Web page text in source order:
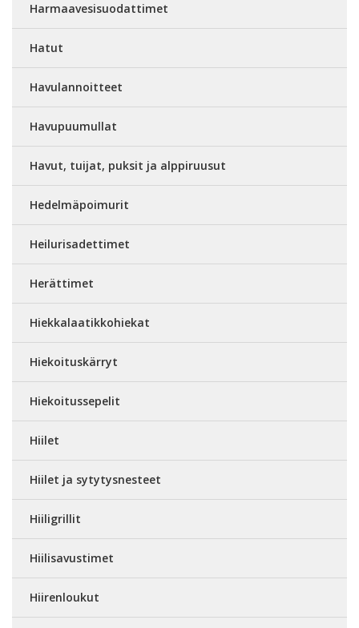
Harmaavesisuodattimet
Hatut
Havulannoitteet
Havupuumullat
Havut, tuijat, puksit ja alppiruusut
Hedelmäpoimurit
Heilurisadettimet
Herättimet
Hiekkalaatikkohiekat
Hiekoituskärryt
Hiekoitussepelit
Hiilet
Hiilet ja sytytysnesteet
Hiiligrillit
Hiilisavustimet
Hiirenloukut